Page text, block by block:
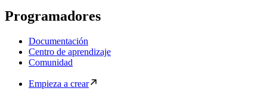
Programadores
Documentación
Centro de aprendizaje
Comunidad
Empieza a crear